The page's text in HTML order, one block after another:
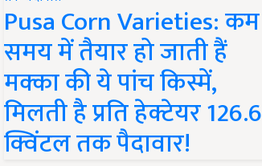
Pusa Corn Varieties: कम
समय में तैयार हो जाती हैं
मक्का की ये पांच किस्में,
मिलती है प्रति हेक्टेयर 126.6
क्विंटल तक पैदावार!